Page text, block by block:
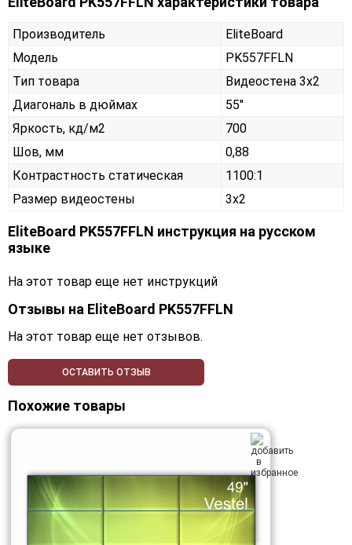
Производитель
EliteBoard
Модель
PK557FFLN
Тип товара
Видеостена 3х2
Диагональ в дюймах
55"
Яркость, кд/м2
700
Шов, мм
0,88
Контрастность статическая
1100:1
Размер видеостены
3x2
EliteBoard PK557FFLN инструкция на русском
языке
На этот товар еще нет инструкций
Отзывы на EliteBoard PK557FFLN
На этот товар еще нет отзывов.
ОСТАВИТЬ ОТЗЫВ
Похожие товары